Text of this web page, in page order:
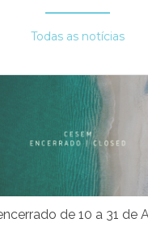
Todas as notícias
de 10 a 31 de